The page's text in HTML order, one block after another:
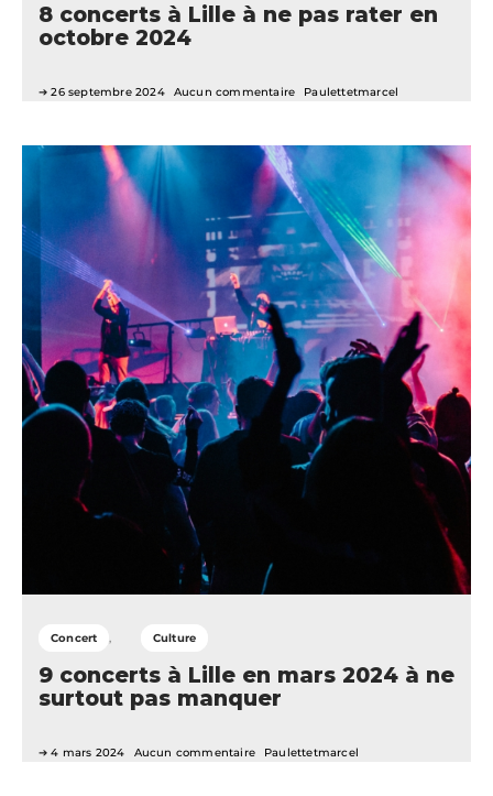
8 concerts à Lille à ne pas rater en
octobre 2024
26 septembre 2024 Aucun commentaire Paulettetmarcel
Concert Culture
9 concerts à Lille en mars 2024 à ne
surtout pas manquer
4 mars 2024 Aucun commentaire Paulettetmarcel